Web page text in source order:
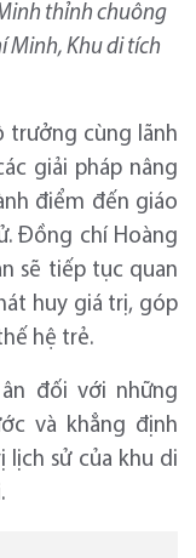
thỉnh chuông
Minh, Khu di tích
trưởng cùng lãnh
giải pháp nâng
điểm đến giáo
Đồng chí Hoàng
sẽ tiếp tục quan
huy giá trị, góp
hệ trẻ.
đối với những
và khẳng định
sử của khu di